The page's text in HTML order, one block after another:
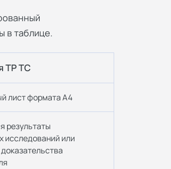
в таблице.
ТР ТС
лист формата А4
результаты
исследований или